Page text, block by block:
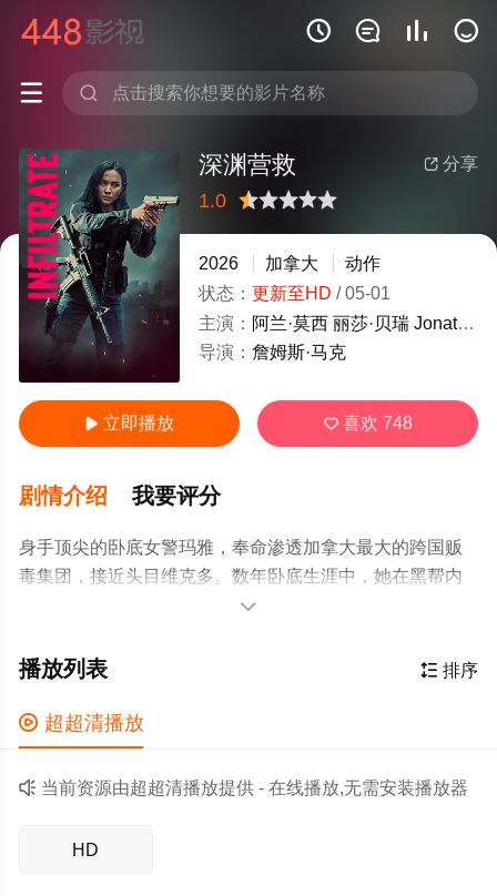
   
 
 分享
深渊营救
1.0
很差较差
还行推荐力荐
2026 加拿大
动作
状态： 更新至HD /05-01
主演： 阿兰·莫西 丽莎·贝瑞 Jonathan
导演： 詹姆斯·马克
 立即播放 喜欢 748
剧情介绍 我要评分
身手顶尖的卧底女警玛雅，奉命渗透加拿大最大的跨国贩
毒集团，接近头目维克多。数年卧底生涯中，她在黑帮内
部步步为营，在猜忌、背叛与暴力中保全自己，对抗集团
两道的夹缝中绝境反击，以一己之力捣毁整个贩毒网络，

 排序
播放列表
 超超清播放
 当前资源由超超清播放提供 - 在线播放,无需安装播放器
HD